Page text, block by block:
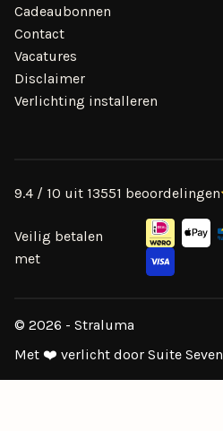
Cadeaubonnen
Contact
Vacatures
Disclaimer
Verlichting installeren
9.4 / 10 uit 13551 beoordelingen
Veilig betalen
met
© 2026 - Straluma
Met ❤️ verlicht door Suite Seven